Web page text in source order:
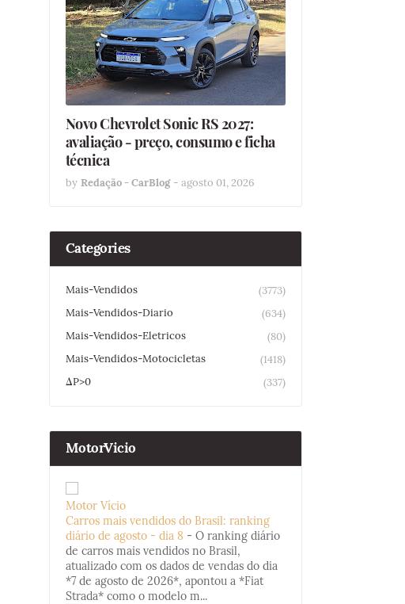
Novo Chevrolet Sonic RS 2027:
avaliação - preço, consumo e ficha
técnica
by Redação - CarBlog - agosto 01, 2026
Categories
Mais-Vendidos
(3773)
Mais-Vendidos-Diario
(634)
Mais-Vendidos-Eletricos
(80)
Mais-Vendidos-Motocicletas
(1418)
ΔP>0
(337)
MotorVicio
Motor Vício
Carros mais vendidos do Brasil: ranking
diário de agosto - dia 8 - O ranking diário
de carros mais vendidos no Brasil,
atualizado com os dados de vendas do dia
*7 de agosto de 2026*, apontou a *Fiat
Strada* como o modelo m...